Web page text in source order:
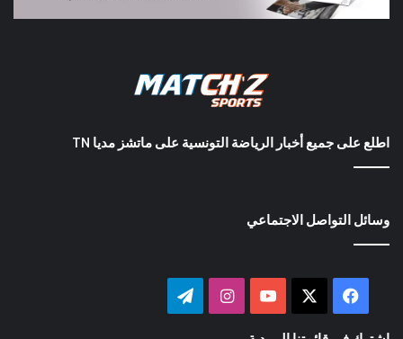
اطلع على جميع أخبار الرياضة التونسية على ماتشز مديا TN
وسائل التواصل الاجتماعي
فيسبوك ‫YouTubeانستقرام